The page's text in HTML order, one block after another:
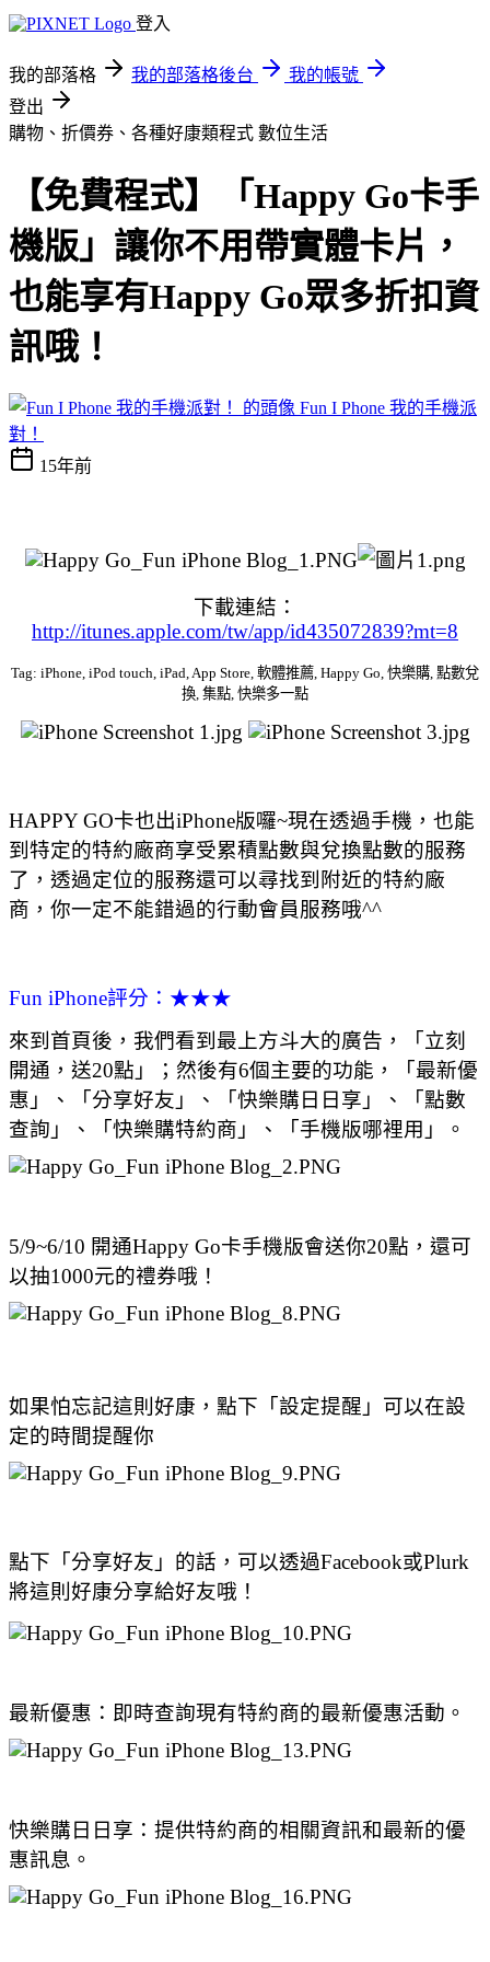
登入
我的部落格 我的部落格後台
我的帳號
登出
購物、折價券、各種好康類程式 數位生活
【免費程式】「Happy Go卡手
機版」讓你不用帶實體卡片，
也能享有Happy Go眾多折扣資
訊哦！
Fun I Phone 我的手機派
對！
15年前
下載連結：
http://itunes.apple.com/tw/app/id435072839?mt=8
Tag: iPhone, iPod touch, iPad, App Store, 軟體推薦, Happy Go, 快樂購, 點數兌
換, 集點, 快樂多一點
HAPPY GO卡也出iPhone版囉~現在透過手機，也能
到特定的特約廠商享受累積點數與兌換點數的服務
了，透過定位的服務還可以尋找到附近的特約廠
商，你一定不能錯過的行動會員服務哦^^
Fun iPhone評分：★★★
來到首頁後，我們看到最上方斗大的廣告，「立刻
開通，送20點」；然後有6個主要的功能，「最新優
惠」、「分享好友」、「快樂購日日享」、「點數
查詢」、「快樂購特約商」、「手機版哪裡用」。
5/9~6/10 開通Happy Go卡手機版會送你20點，還可
以抽1000元的禮券哦！
如果怕忘記這則好康，點下「設定提醒」可以在設
定的時間提醒你
點下「分享好友」的話，可以透過Facebook或Plurk
將這則好康分享給好友哦！
最新優惠：即時查詢現有特約商的最新優惠活動。
快樂購日日享：提供特約商的相關資訊和最新的優
惠訊息。